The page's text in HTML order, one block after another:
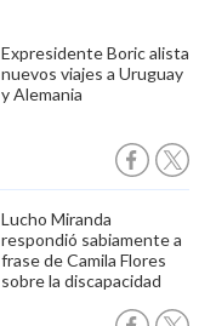
Expresidente Boric alista
nuevos viajes a Uruguay
y Alemania
Lucho Miranda
respondió sabiamente a
frase de Camila Flores
sobre la discapacidad